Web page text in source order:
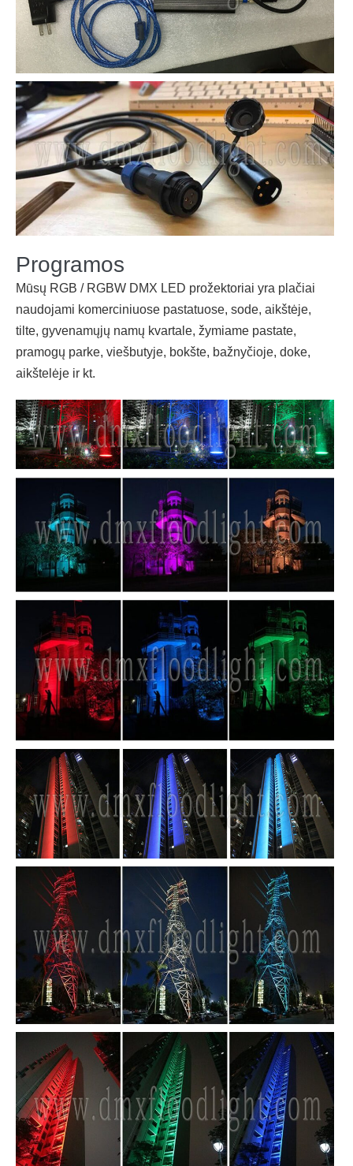
Programos
Mūsų RGB / RGBW DMX LED prožektoriai yra plačiai
naudojami komerciniuose pastatuose, sode, aikštėje,
tilte, gyvenamųjų namų kvartale, žymiame pastate,
pramogų parke, viešbutyje, bokšte, bažnyčioje, doke,
aikštelėje ir kt.